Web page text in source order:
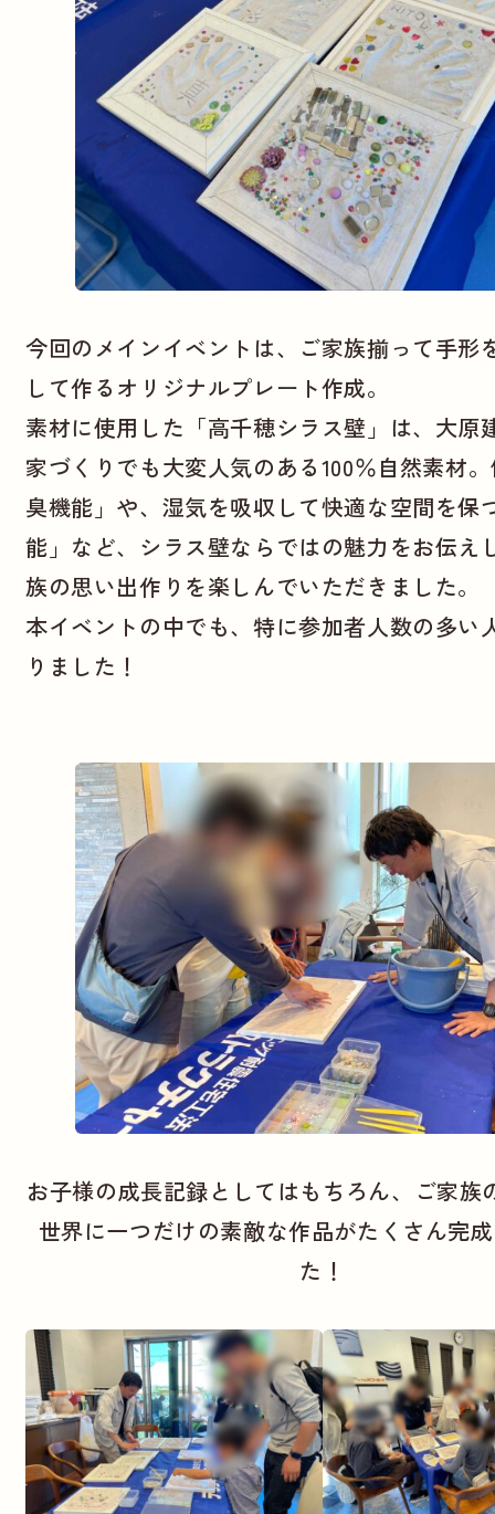
今回のメインイベントは、ご家族揃って手形
して作るオリジナルプレート作成。
素材に使用した「高千穂シラス壁」は、大原
家づくりでも大変人気のある100％自然素材
臭機能」や、湿気を吸収して快適な空間を保
能」など、シラス壁ならではの魅力をお伝え
族の思い出作りを楽しんでいただきました。
本イベントの中でも、特に参加者人数の多い
りました！
お子様の成長記録としてはもちろん、ご家族
世界に一つだけの素敵な作品がたくさん完
た！